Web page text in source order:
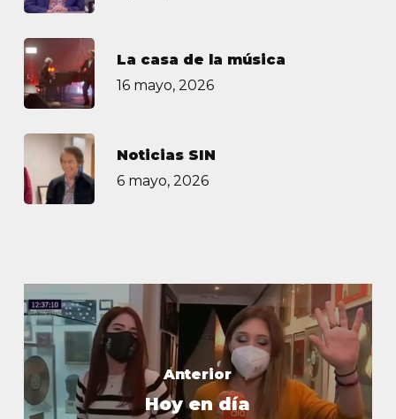
La casa de la música
16 mayo, 2026
Noticias SIN
6 mayo, 2026
Anterior
Hoy en día